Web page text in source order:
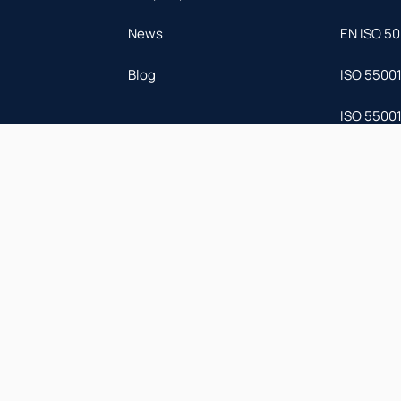
News
Blog
ΕΝ ISO
ISO
ISO